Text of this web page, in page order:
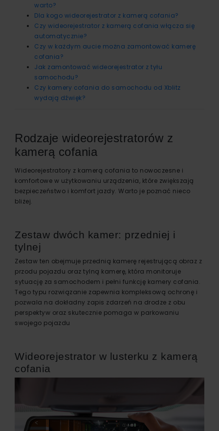
warto?
Dla kogo wideorejestrator z kamerą cofania?
Czy wideorejestrator z kamerą cofania włącza się
automatycznie?
Czy w każdym aucie można zamontować kamerę
cofania?
Jak zamontować wideorejestrator z tyłu
samochodu?
Czy kamery cofania do samochodu od Xblitz
wydają dźwięk?
Rodzaje wideorejestratorów z
kamerą cofania
Wideorejestratory z kamerą cofania to nowoczesne i
komfortowe w użytkowaniu urządzenia, które zwiększają
bezpieczeństwo i komfort jazdy. Warto je poznać nieco
bliżej.
Zestaw dwóch kamer: przedniej i
tylnej
Zestaw ten obejmuje przednią kamerę rejestrującą obraz z
przodu pojazdu oraz tylną kamerę, która monitoruje
sytuację za samochodem i pełni funkcję kamery cofania.
Tego typu rozwiązanie zapewnia kompleksową ochronę i
pozwala na dokładny zapis zdarzeń na drodze z obu
perspektyw oraz skutecznie pomaga w parkowaniu
swojego pojazdu
Wideorejestrator w lusterku z kamerą
cofania